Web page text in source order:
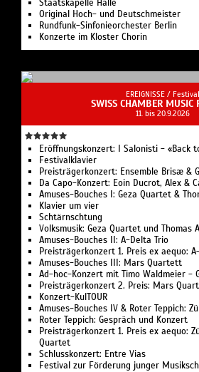
Staatskapelle Halle
Original Hoch- und Deutschmeister
Rundfunk-Sinfonieorchester Berlin
Konzerte im Kloster Chorin
EREIGNISSE / Festival
SWISS CHAMBER MUSIC
11. bis 20.9.2026
Eröffnungskonzert: I Salonisti - «Back
Festivalklavier
Preisträgerkonzert: Ensemble Brisæ &
Da Capo-Konzert: Eoin Ducrot, Alex &
Amuses-Bouches I: Geza Quartet &
Klavier um vier
Schtärnschtung
Volksmusik: Geza Quartet und Thomas
Amuses-Bouches II: A-Delta Trio
Preisträgerkonzert 1. Preis ex aequo:
Amuses-Bouches III: Mars Quartett
Ad-hoc-Konzert mit Timo Waldmeier -
Preisträgerkonzert 2. Preis: Mars
Konzert-KulTOUR
Amuses-Bouches IV & Roter Teppich:
Roter Teppich: Gespräch und Konzert
Preisträgerkonzert 1. Preis ex aequo:
Quartet
Schlusskonzert: Entre Vias
Festival zur Förderung junger